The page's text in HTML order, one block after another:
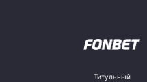
Титульный